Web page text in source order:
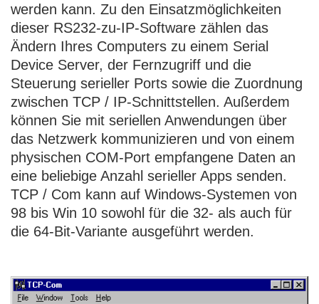
werden kann. Zu den Einsatzmöglichkeiten
dieser RS232-zu-IP-Software zählen das
Ändern Ihres Computers zu einem Serial
Device Server, der Fernzugriff und die
Steuerung serieller Ports sowie die Zuordnung
zwischen TCP / IP-Schnittstellen. Außerdem
können Sie mit seriellen Anwendungen über
das Netzwerk kommunizieren und von einem
physischen COM-Port empfangene Daten an
eine beliebige Anzahl serieller Apps senden.
TCP / Com kann auf Windows-Systemen von
98 bis Win 10 sowohl für die 32- als auch für
die 64-Bit-Variante ausgeführt werden.